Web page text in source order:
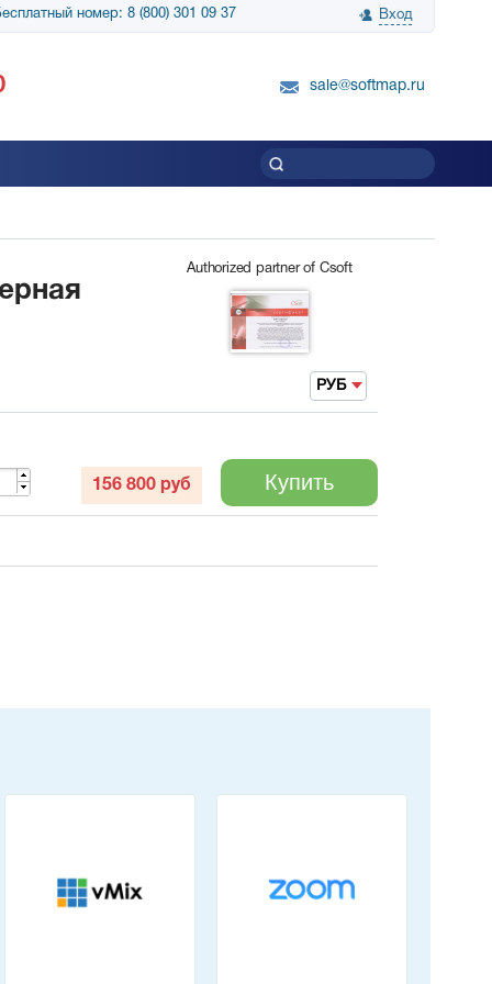
номер: 8 (800) 301 09 37 Вход
SnapGene...
благодарность SoftMap за помощь в
sale@softmap.ru
Authorized partner of Csoft
РУБ
156 800 руб Купить